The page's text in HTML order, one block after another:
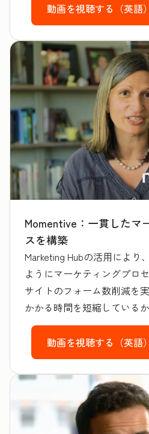
動画を視聴する（英語）
Momentive：一貫したマ
スを構築
Marketing Hubの活用により
ようにマーケティングプロ
サイトのフォーム数削減を
かかる時間を短縮している
動画を視聴する（英語）